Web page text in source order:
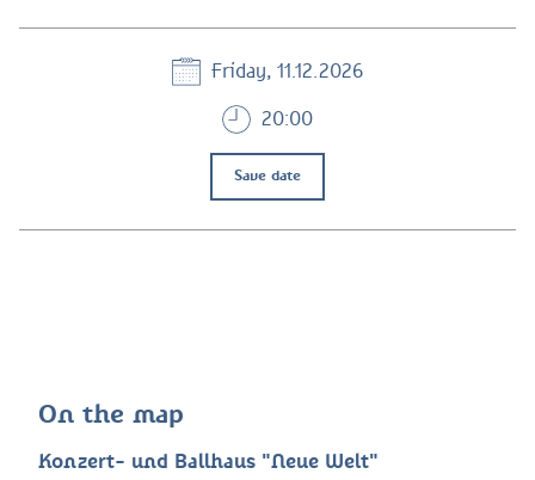
Friday, 11.12.2026
20:00
Save date
On the map
Konzert- und Ballhaus "Neue Welt"